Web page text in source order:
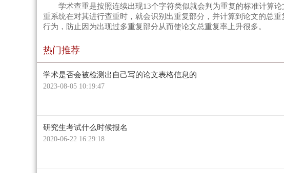
学术查重是按照连续出现13个字符类似就会判为重复的标准计算
重系统在对其进行查重时，就会识别出重复部分，并计算到论文的总
行为，防止因为出现过多重复部分从而使论文总重复率上升很多。
热门推荐
学术是否会被检测出自己写的论文表格信息的
2023-08-05 10:19:47
研究生考试什么时候报名
2020-06-22 16:29:18